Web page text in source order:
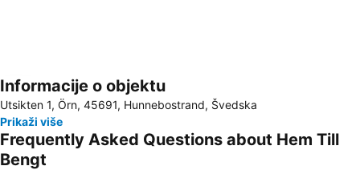
Proširi mapu
Informacije o objektu
Utsikten 1, Örn, 45691, Hunnebostrand, Švedska
Prikaži više
Frequently Asked Questions about Hem Till
Bengt